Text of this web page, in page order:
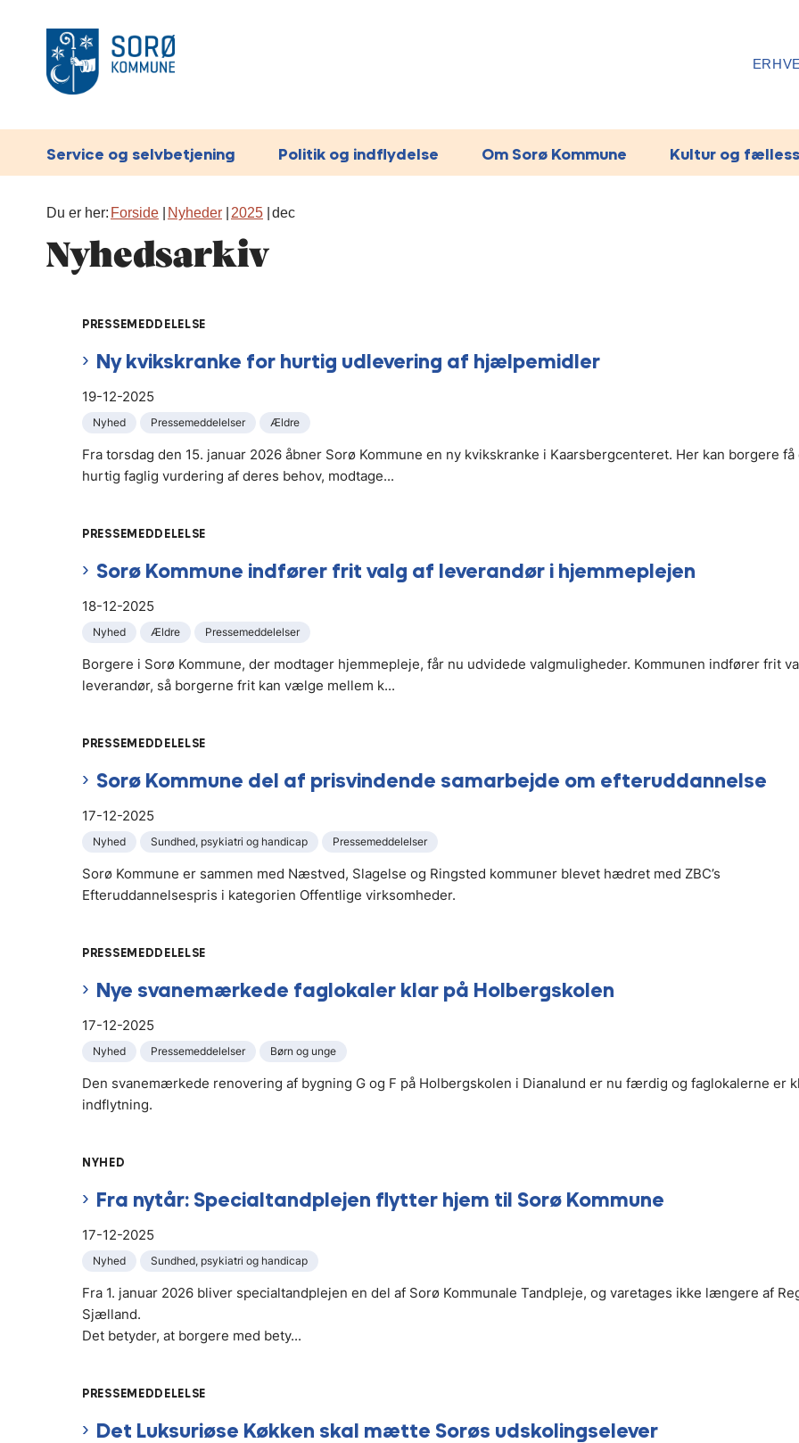
Service og selvbetjening Politik og indflydelse Om Sorø Kommune Kultur og
Du er her: Forside Nyheder 2025 dec
Nyhedsarkiv
PRESSEMEDDELELSE
Ny kvikskranke for hurtig udlevering af hjælpemidler
19-12-2025
Nyhed Pressemeddelelser Ældre
Fra torsdag den 15. januar 2026 åbner Sorø Kommune en ny kvikskranke i Kaarsbergcenteret. Her kan borgere få
hurtig faglig vurdering af deres behov, modtage...
PRESSEMEDDELELSE
Sorø Kommune indfører frit valg af leverandør i hjemmeplejen
18-12-2025
Nyhed Ældre Pressemeddelelser
Borgere i Sorø Kommune, der modtager hjemmepleje, får nu udvidede valgmuligheder. Kommunen indfører frit
leverandør, så borgerne frit kan vælge mellem k...
PRESSEMEDDELELSE
Sorø Kommune del af prisvindende samarbejde om efteruddannelse
17-12-2025
Nyhed Sundhed, psykiatri og handicap Pressemeddelelser
Sorø Kommune er sammen med Næstved, Slagelse og Ringsted kommuner blevet hædret med ZBC’s
Efteruddannelsespris i kategorien Offentlige virksomheder.
PRESSEMEDDELELSE
Nye svanemærkede faglokaler klar på Holbergskolen
17-12-2025
Nyhed Pressemeddelelser Børn og unge
Den svanemærkede renovering af bygning G og F på Holbergskolen i Dianalund er nu færdig og faglokalerne er
indflytning.
NYHED
Fra nytår: Specialtandplejen flytter hjem til Sorø Kommune
17-12-2025
Nyhed Sundhed, psykiatri og handicap
Fra 1. januar 2026 bliver specialtandplejen en del af Sorø Kommunale Tandpleje, og varetages ikke længere af
Sjælland.
Det betyder, at borgere med bety...
PRESSEMEDDELELSE
Det Luksuriøse Køkken skal mætte Sorøs udskolingselever